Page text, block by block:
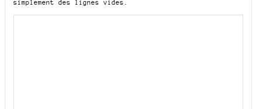
simplement des lignes vides.